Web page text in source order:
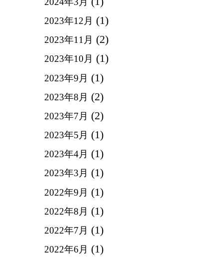
2023年12月 (1)
2023年11月 (2)
2023年10月 (1)
2023年9月 (1)
2023年8月 (2)
2023年7月 (2)
2023年5月 (1)
2023年4月 (1)
2023年3月 (1)
2022年9月 (1)
2022年8月 (1)
2022年7月 (1)
2022年6月 (1)